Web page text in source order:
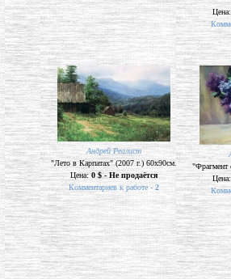
Андрей Реалист
"Лето в Карпатах" (2007 г.) 60х90см.
Цена:0 $ - Не продаётся
Комментариев к работе - 2
"Фрагмент